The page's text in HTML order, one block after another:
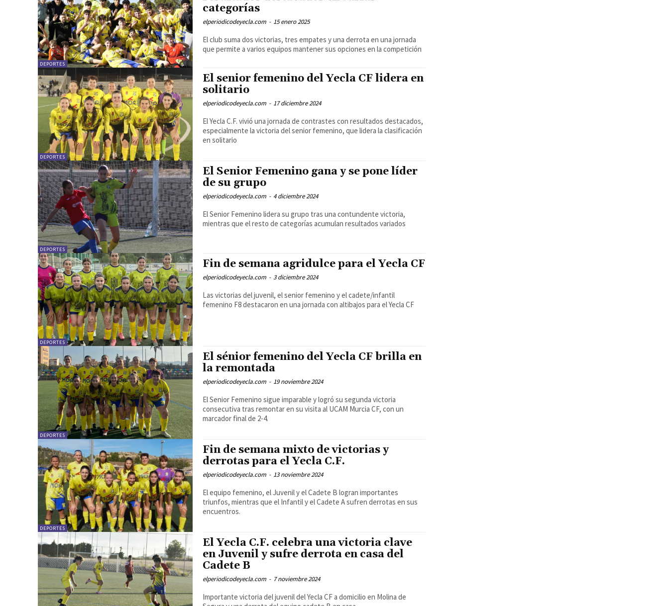
DEPORTES
categorías
elperiodicodeyecla.com - 15 enero 2025
El club suma dos victorias, tres empates y una derrota en una jornada
que permite a varios equipos mantener sus opciones en la competición
DEPORTES
El senior femenino del Yecla CF lidera en
solitario
elperiodicodeyecla.com - 17 diciembre 2024
El Yecla C.F. vivió una jornada de contrastes con resultados destacados,
especialmente la victoria del senior femenino, que lidera la clasificación
en solitario
DEPORTES
El Senior Femenino gana y se pone líder
de su grupo
elperiodicodeyecla.com - 4 diciembre 2024
El Senior Femenino lidera su grupo tras una contundente victoria,
mientras que el resto de categorías acumulan resultados variados
DEPORTES
Fin de semana agridulce para el Yecla CF
elperiodicodeyecla.com - 3 diciembre 2024
Las victorias del juvenil, el senior femenino y el cadete/infantil
femenino F8 destacaron en una jornada con altibajos para el Yecla CF
DEPORTES
El sénior femenino del Yecla CF brilla en
la remontada
elperiodicodeyecla.com - 19 noviembre 2024
El Senior Femenino sigue imparable y logró su segunda victoria
consecutiva tras remontar en su visita al UCAM Murcia CF, con un
marcador final de 2-4.
DEPORTES
Fin de semana mixto de victorias y
derrotas para el Yecla C.F.
elperiodicodeyecla.com - 13 noviembre 2024
El equipo femenino, el Juvenil y el Cadete B logran importantes
triunfos, mientras que el Infantil y el Cadete A sufren derrotas en sus
encuentros.
El Yecla C.F. celebra una victoria clave
en Juvenil y sufre derrota en casa del
Cadete B
elperiodicodeyecla.com - 7 noviembre 2024
Importante victoria del juvenil del Yecla CF a domicilio en Molina de